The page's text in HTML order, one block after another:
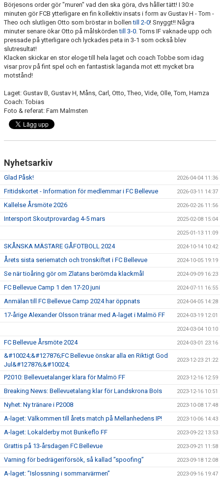
DOMARE
GYMKORT NORDIC WELLNESS
FYSTRÄNING
POLICY SOCIALA MEDIER
FRITIDSKORTET 2026
Börjesons order gör "muren" vad den ska göra, dvs håller tätt! I 30:e
minuten gör FCB ytterligare en fin kollektiv insats i form av Gustav H - Tom -
Theo och slutligen Otto som bröstar in bollentill 2-0! Snyggt!! Några
minuter senare ökar Otto på målskördentill 3-0 . Torns IF vaknade upp och
pressade på ytterligare och lyckades peta in 3-1 som också blev
slutresultat!
Klacken skickar en stor eloge till hela laget och coach Tobbe som idag
visar prov på fint spel och en fantastisk laganda mot ett mycket bra
motstånd!
Laget: Gustav B, Gustav H, Måns, Carl, Otto, Theo, Vide, Olle, Tom, Hamza
Coach: Tobias
Foto & referat: Fam Malmsten
Nyhetsarkiv
Glad Påsk! 2026-04-04 11:36
Fritidskortet - Information för medlemmar i FC Bellevue 2026-03-11 14:37
Kallelse Årsmöte 2026 2026-02-26 11:56
Intersport Skoutprovardag 4-5 mars 2025-02-08 15:04
2025-01-13 11:09
SKÅNSKA MÄSTARE GÅFOTBOLL 2024 2024-10-14 10:42
Årets sista seriematch och tronskiftet i FC Bellevue 2024-10-05 19:19
Se när tioåring gör om Zlatans berömda klackmål 2024-09-09 16:23
FC Bellevue Camp 1 den 17-20 juni 2024-07-11 16:55
Anmälan till FC Bellevue Camp 2024 har öppnats 2024-04-05 14:28
17-årige Alexander Olsson tränar med A-laget i Malmö FF 2024-03-19 12:01
2024-03-04 10:10
FC Bellevue Årsmöte 2024 2024-03-01 23:16
&#10024;&#127876;FC Bellevue önskar alla en Riktigt God
Jul&#127876;&#10024;
2023-12-23 21:22
P2010: Bellevuetalanger klara för Malmö FF 2023-12-16 12:59
Breaking News: Bellevuetalang klar för Landskrona BoIs 2023-12-16 10:51
Nyhet: Ny tränare i P2008 2023-10-08 17:48
A-laget: Välkommen till årets match på Mellanhedens IP! 2023-10-06 14:43
A-laget: Lokalderby mot Bunkeflo FF 2023-09-22 13:53
Grattis på 13-årsdagen FC Bellevue 2023-09-21 11:58
Varning för bedrägeriförsök, så kallad ”spoofing” 2023-09-18 12:08
A-laget: ”Islossning i sommarvärmen” 2023-09-16 19:47